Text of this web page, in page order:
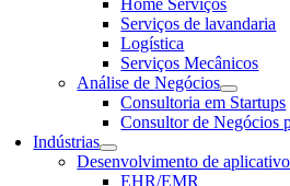
Home Serviços
Serviços de lavandaria
Logística
Serviços Mecânicos
Análise de Negócios
Consultoria em Startups
Consultor de Negócios
Indústrias
Desenvolvimento de
EHR/EMR